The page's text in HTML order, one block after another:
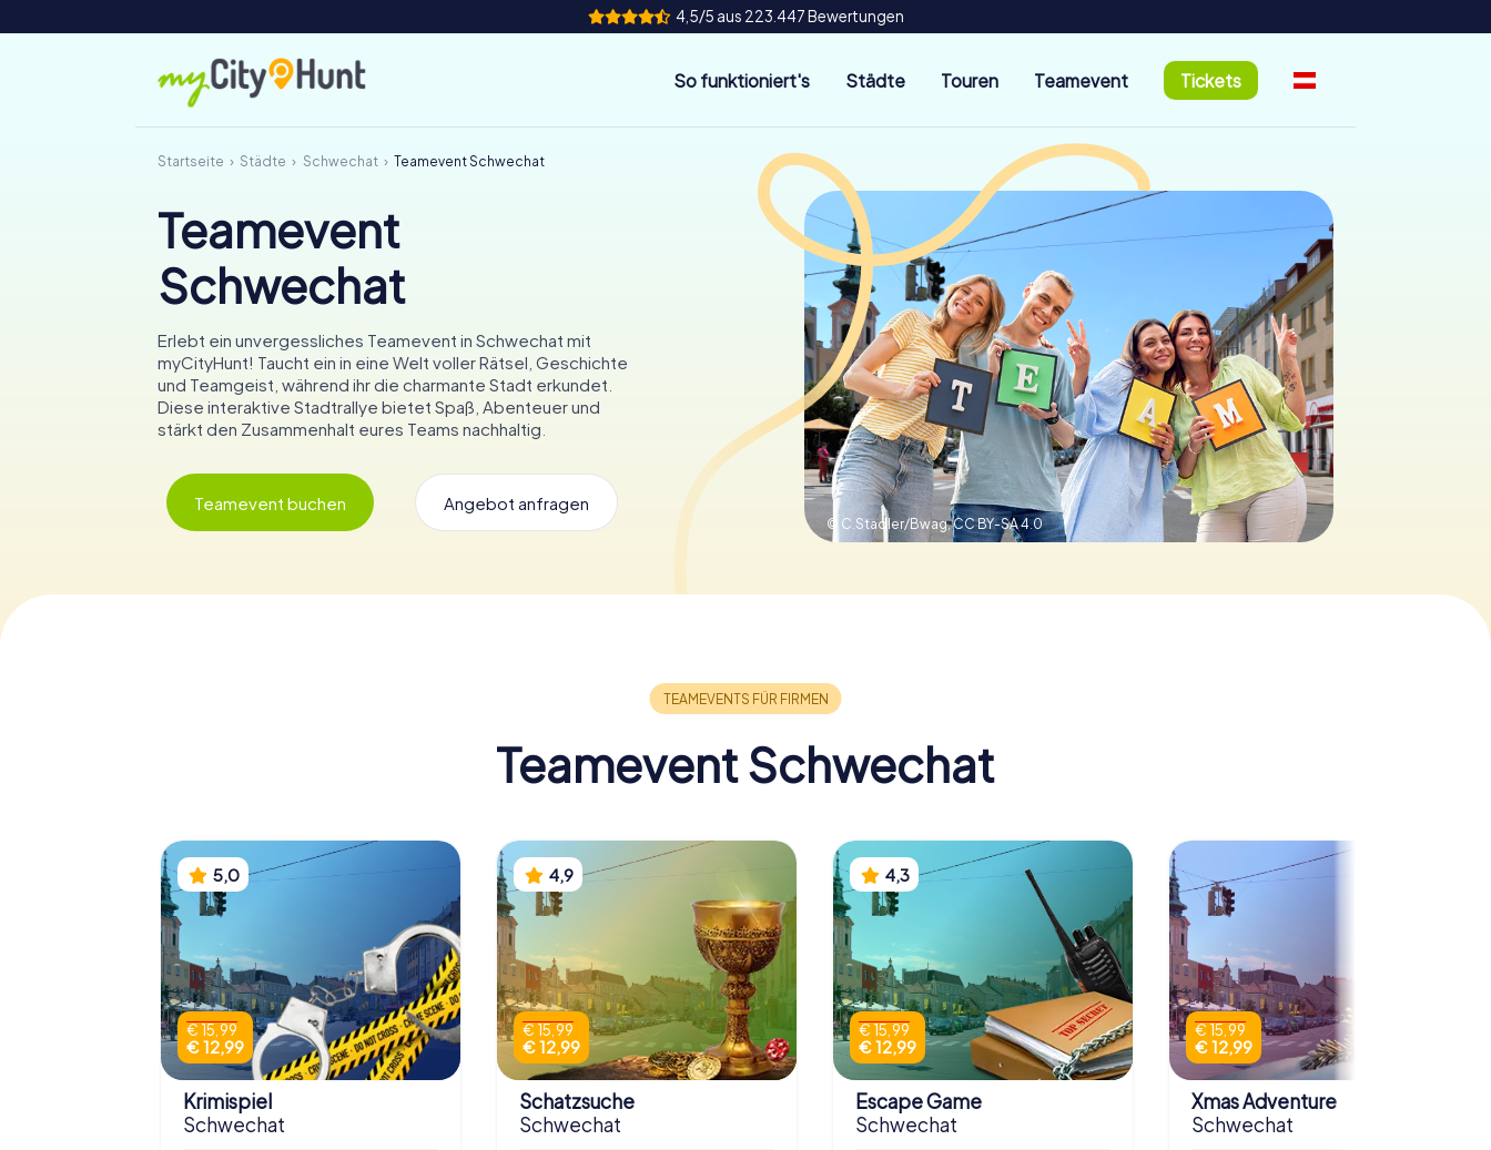
4,5/5 aus 223.447 Bewertungen
So funktioniert's Städte Touren Teamevent Tickets
Startseite Städte Schwechat Teamevent Schwechat
Teamevent
Schwechat
Erlebt ein unvergessliches Teamevent in Schwechat mit
myCityHunt! Taucht ein in eine Welt voller Rätsel, Geschichte
und Teamgeist, während ihr die charmante Stadt erkundet.
Diese interaktive Stadtrallye bietet Spaß, Abenteuer und
stärkt den Zusammenhalt eures Teams nachhaltig.
Teamevent buchen Angebot anfragen
© C.Stadler/Bwag,CC BY-SA 4.0
Teamevent Schwechat
5,0
€ 15,99
€ 12,99
Krimispiel
Schwechat
4,9
€ 15,99
€ 12,99
Schatzsuche
Schwechat
4,3
€ 15,99
€ 12,99
Escape Game
Schwechat
€ 15,99
€ 12,99
Xmas Adventure
Schwechat